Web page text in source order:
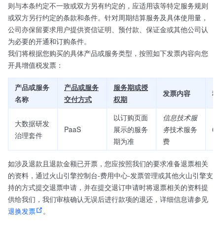
则与本条约定不一致或双方另有约定的，应适用该等特定服务规则
或双方另行约定的条款和条件。针对周期结算服务及具体使用量，
公司亦保留要求用户提供资信证明、预付款、保证金或其他公司认
为必要的开通和订购条件。
我们将根据您购买的具体产品或服务类型，按照如下发票内容向您
开具增值税发票：
产品或服务
名称
产品或服务
交付方式
服务期或授
权期
发票内容 税
大数据研发
治理套件
PaaS
以订购页面
展示的服务
期为准
信息技术服
务技术服务
费
如涉及退款且退款金额已开票，您应按照我们的要求准备退票相关
的资料，通过火山引擎控制台-费用中心-发票管理或其他火山引擎支
持的方式提交退票申请，并在提交退订申请时将退票相关的资料提
供给我们，我们审核确认无误后进行款项的退还，详细信息请参见
退换发票
。